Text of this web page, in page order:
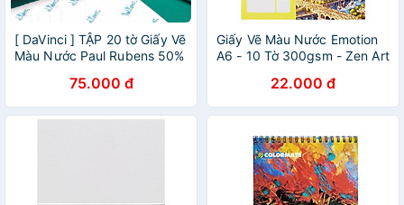
[ DaVinci ] TẬP 20 tờ Giấy Vẽ
Màu Nước Paul Rubens 50%
75.000 đ
Giấy Vẽ Màu Nước Emotion
A6 - 10 Tờ 300gsm - Zen Art
22.000 đ